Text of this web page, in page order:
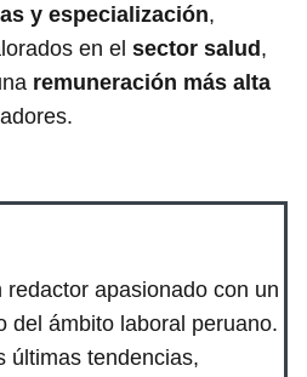
y especialización,
en el sector salud,
remuneración más alta
apasionado con un
del ámbito laboral peruano.
últimas tendencias,